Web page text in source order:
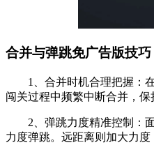
合并与弹跳免广告版技巧
1、合并时机合理把握：在
闯关过程中频繁中断合并，保
2、弹跳力度精准控制：面
力度弹跳。远距离则加大力度